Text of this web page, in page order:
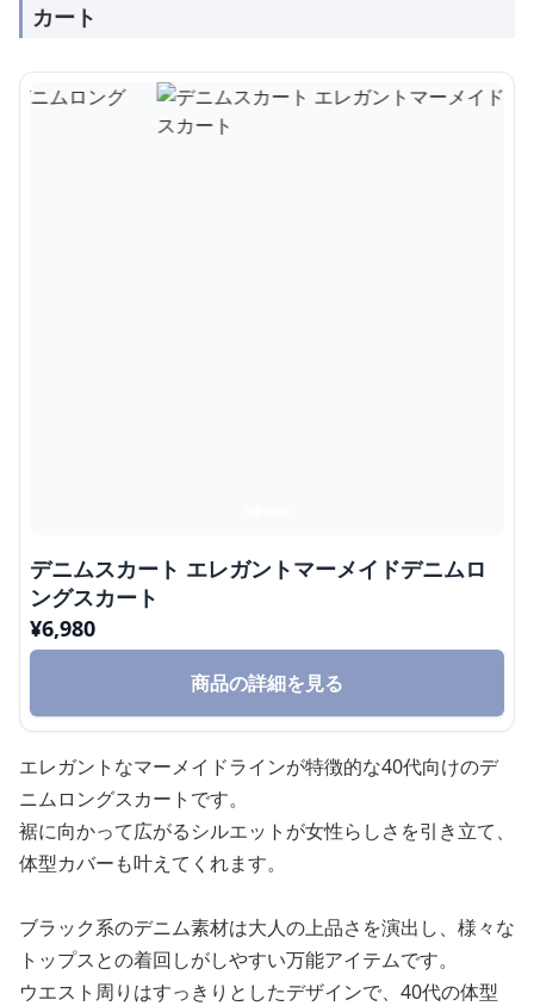
カート
デニムスカート エレガントマーメイドデニムロ
ングスカート
¥6,980
商品の詳細を見る
エレガントなマーメイドラインが特徴的な40代向けのデ
ニムロングスカートです。
裾に向かって広がるシルエットが女性らしさを引き立て、
体型カバーも叶えてくれます。
ブラック系のデニム素材は大人の上品さを演出し、様々な
トップスとの着回しがしやすい万能アイテムです。
ウエスト周りはすっきりとしたデザインで、40代の体型